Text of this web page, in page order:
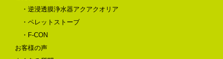
・逆浸透膜浄水器アクアクオリア
・ペレットストーブ
・F-CON
お客様の声